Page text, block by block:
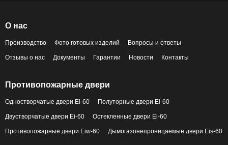
О нас
Производство Фото готовых изделий Вопросы и ответы
Отзывы о нас Документы Гарантии Новости Контакты
Противопожарные двери
Одностворчатые двери Ei-60 Полуторные двери Ei-60
Двустворчатые двери Ei-60 Остекленные двери Ei-60
Противопожарные двери Eiw-60 Дымогазонепроницаемые двери Eis-60